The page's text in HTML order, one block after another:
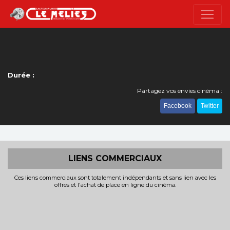
Durée :
Partagez vos envies cinéma :
Facebook Twitter
LIENS COMMERCIAUX
Ces liens commerciaux sont totalement indépendants et sans lien avec les
offres et l'achat de place en ligne du cinéma.